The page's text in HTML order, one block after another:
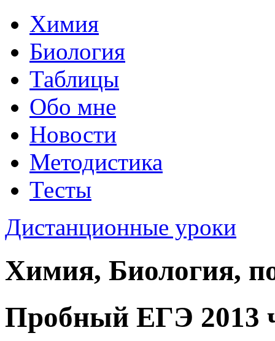
Химия
Биология
Таблицы
Обо мне
Новости
Методистика
Тесты
Дистанционные уроки
Химия, Биология,
Пробный ЕГЭ 2013